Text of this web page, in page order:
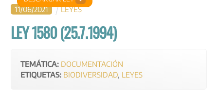
11/06/2021 LEYES
LEY 1580 (25.7.1994)
TEMÁTICA: DOCUMENTACIÓN
ETIQUETAS: BIODIVERSIDAD LEYES